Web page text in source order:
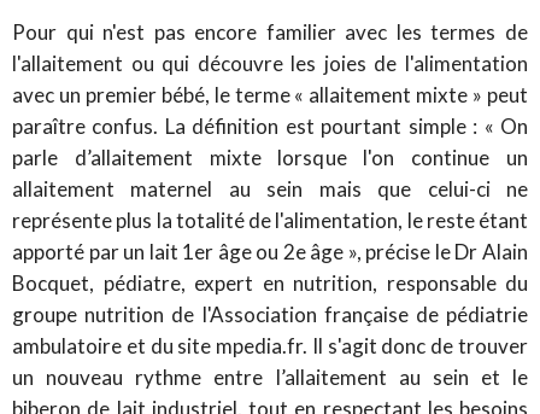
Pour qui n'est pas encore familier avec les termes de
l'allaitement ou qui découvre les joies de l'alimentation
avec un premier bébé, le terme « allaitement mixte » peut
paraître confus. La définition est pourtant simple : « On
parle d’allaitement mixte lorsque l'on continue un
allaitement maternel au sein mais que celui-ci ne
représente plus la totalité de l'alimentation, le reste étant
apporté par un lait 1er âge ou 2e âge », précise le Dr Alain
Bocquet, pédiatre, expert en nutrition, responsable du
groupe nutrition de l'Association française de pédiatrie
ambulatoire et du site mpedia.fr. Il s'agit donc de trouver
un nouveau rythme entre l’allaitement au sein et le
biberon de lait industriel, tout en respectant les besoins